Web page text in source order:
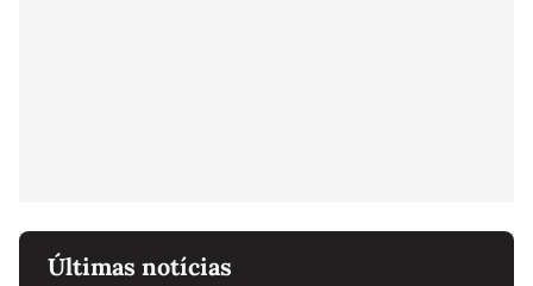
Últimas notícias